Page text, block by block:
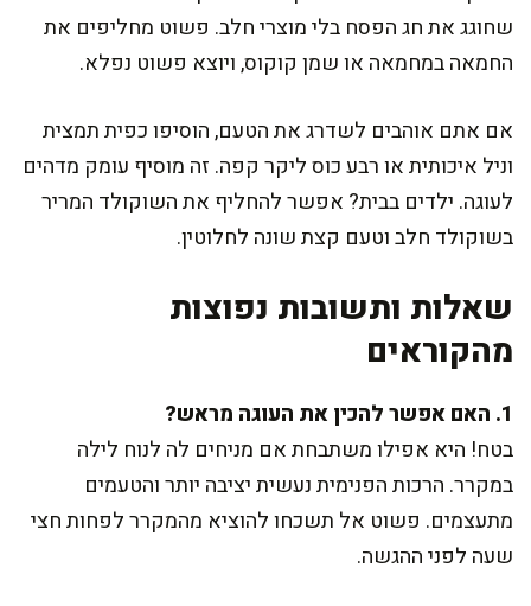
שחוגג את חג הפסח בלי מוצרי חלב. פשוט מחליפים את
החמאה במחמאה או שמן קוקוס, ויוצא פשוט נפלא.
אם אתם אוהבים לשדרג את הטעם, הוסיפו כפית תמצית
וניל איכותית או רבע כוס ליקר קפה. זה מוסיף עומק מדהים
לעוגה. ילדים בבית? אפשר להחליף את השוקולד המריר
בשוקולד חלב וטעם קצת שונה לחלוטין.
שאלות ותשובות נפוצות
מהקוראים
1. האם אפשר להכין את העוגה מראש?
בטח! היא אפילו משתבחת אם מניחים לה לנוח לילה
במקרר. הרכות הפנימית נעשית יציבה יותר והטעמים
מתעצמים. פשוט אל תשכחו להוציא מהמקרר לפחות חצי
שעה לפני ההגשה.